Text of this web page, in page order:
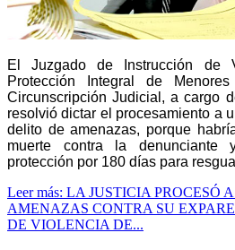
El Juzgado de Instrucción de
Protección Integral de
Circunscripción Judicial, a cargo
resolvió dictar el procesamiento a
delito de amenazas, porque
muerte contra la denunciante
protección por 180 días para
Leer más: LA JUSTICIA PROCESÓ
AMENAZAS CONTRA SU
DE VIOLENCIA DE...